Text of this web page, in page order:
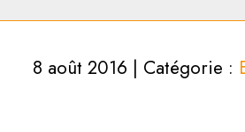
8 août 2016 | Catégorie :